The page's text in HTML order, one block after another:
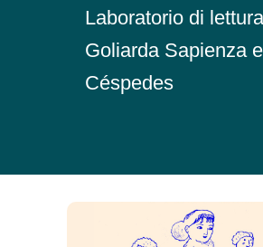
Laboratorio di
Goliarda Sapienza
Céspedes